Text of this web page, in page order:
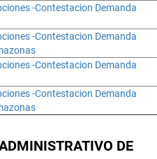
-Contestacion Demanda
-Contestacion Demanda
-Contestacion Demanda
-Contestacion Demanda
DE